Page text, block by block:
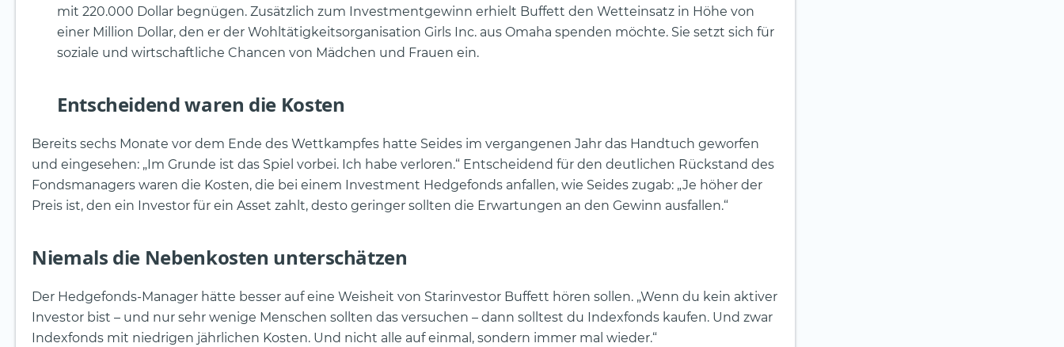
mit 220.000 Dollar begnügen. Zusätzlich zum Investmentgewinn erhielt Buffett den Wetteinsatz in Höhe von
einer Million Dollar, den er der Wohltätigkeitsorganisation Girls Inc. aus Omaha spenden möchte. Sie setzt sich für
soziale und wirtschaftliche Chancen von Mädchen und Frauen ein.
Entscheidend waren die Kosten
Bereits sechs Monate vor dem Ende des Wettkampfes hatte Seides im vergangenen Jahr das Handtuch geworfen
und eingesehen: „Im Grunde ist das Spiel vorbei. Ich habe verloren.“ Entscheidend für den deutlichen Rückstand des
Fondsmanagers waren die Kosten, die bei einem Investment Hedgefonds anfallen, wie Seides zugab: „Je höher der
Preis ist, den ein Investor für ein Asset zahlt, desto geringer sollten die Erwartungen an den Gewinn ausfallen.“
Niemals die Nebenkosten unterschätzen
Der Hedgefonds-Manager hätte besser auf eine Weisheit von Starinvestor Buffett hören sollen. „Wenn du kein aktiver
Investor bist – und nur sehr wenige Menschen sollten das versuchen – dann solltest du Indexfonds kaufen. Und zwar
Indexfonds mit niedrigen jährlichen Kosten. Und nicht alle auf einmal, sondern immer mal wieder.“